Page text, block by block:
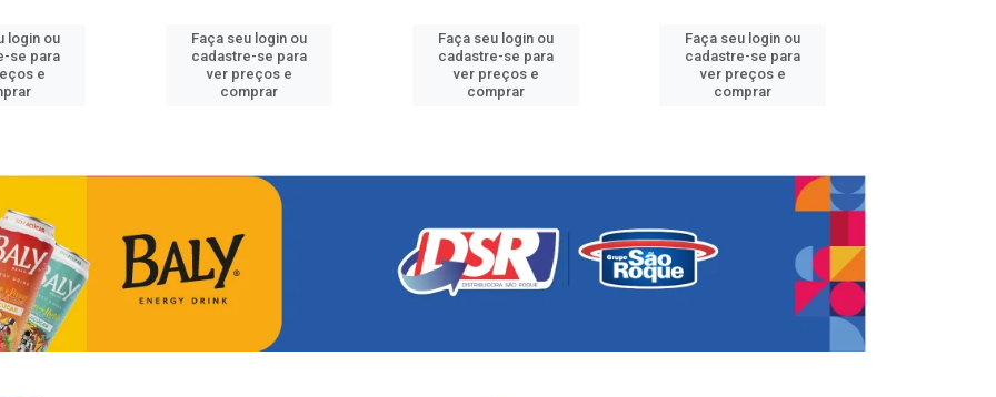
login ou
se para
e
Faça seu login ou
cadastre-se para
ver preços e
comprar
Faça seu login ou
cadastre-se para
ver preços e
comprar
Faça seu login ou
cadastre-se para
ver preços e
comprar